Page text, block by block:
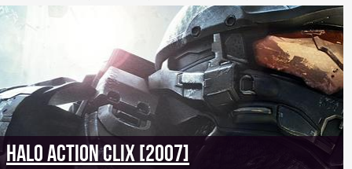
Halo Action Clix [2007]